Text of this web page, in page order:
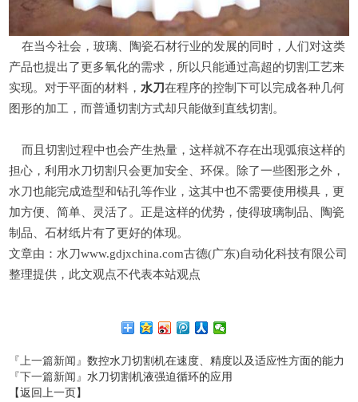
在当今社会，玻璃、陶瓷石材行业的发展的同时，人们对这类
产品也提出了更多氧化的需求，所以只能通过高超的切割工艺来
实现。对于平面的材料， 水刀在程序的控制下可以完成各种几何
图形的加工，而普通切割方式却只能做到直线切割。
而且切割过程中也会产生热量，这样就不存在出现弧痕这样的
担心，利用水刀切割只会更加安全、环保。除了一些图形之外，
水刀也能完成造型和钻孔等作业，这其中也不需要使用模具，更
加方便、简单、灵活了。正是这样的优势，使得玻璃制品、陶瓷
制品、石材纸片有了更好的体现。
文章由：水刀www.gdjxchina.com古德(广东)自动化科技有限公司
整理提供，此文观点不代表本站观点
『上一篇新闻』数控水刀切割机在速度、精度以及适应性方面的能力
『下一篇新闻』水刀切割机液强迫循环的应用
【返回上一页】